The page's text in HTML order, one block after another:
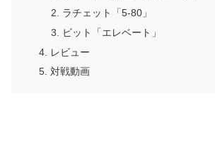
ラチェット「5-80」
ビット「エレベート」
レビュー
対戦動画